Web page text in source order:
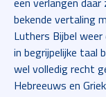
bekende vertaling
Luthers Bijbel
in begrijpelijke taal
wel volledig recht
Hebreeuws en